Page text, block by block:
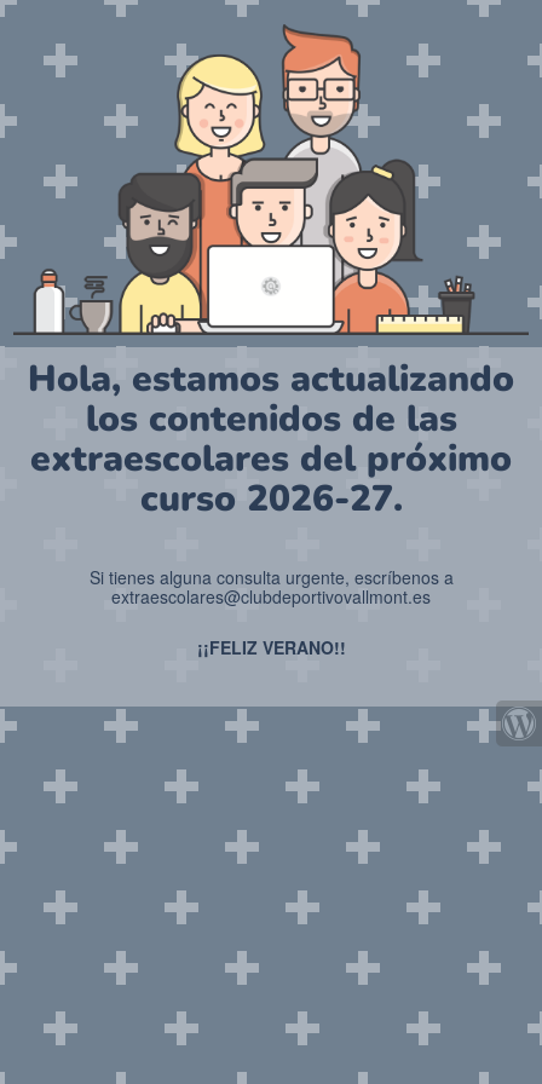
Hola, estamos actualizando
los contenidos de las
extraescolares del próximo
curso 2026-27.
Si tienes alguna consulta urgente, escríbenos a
extraescolares@clubdeportivovallmont.es
¡¡FELIZ VERANO!!